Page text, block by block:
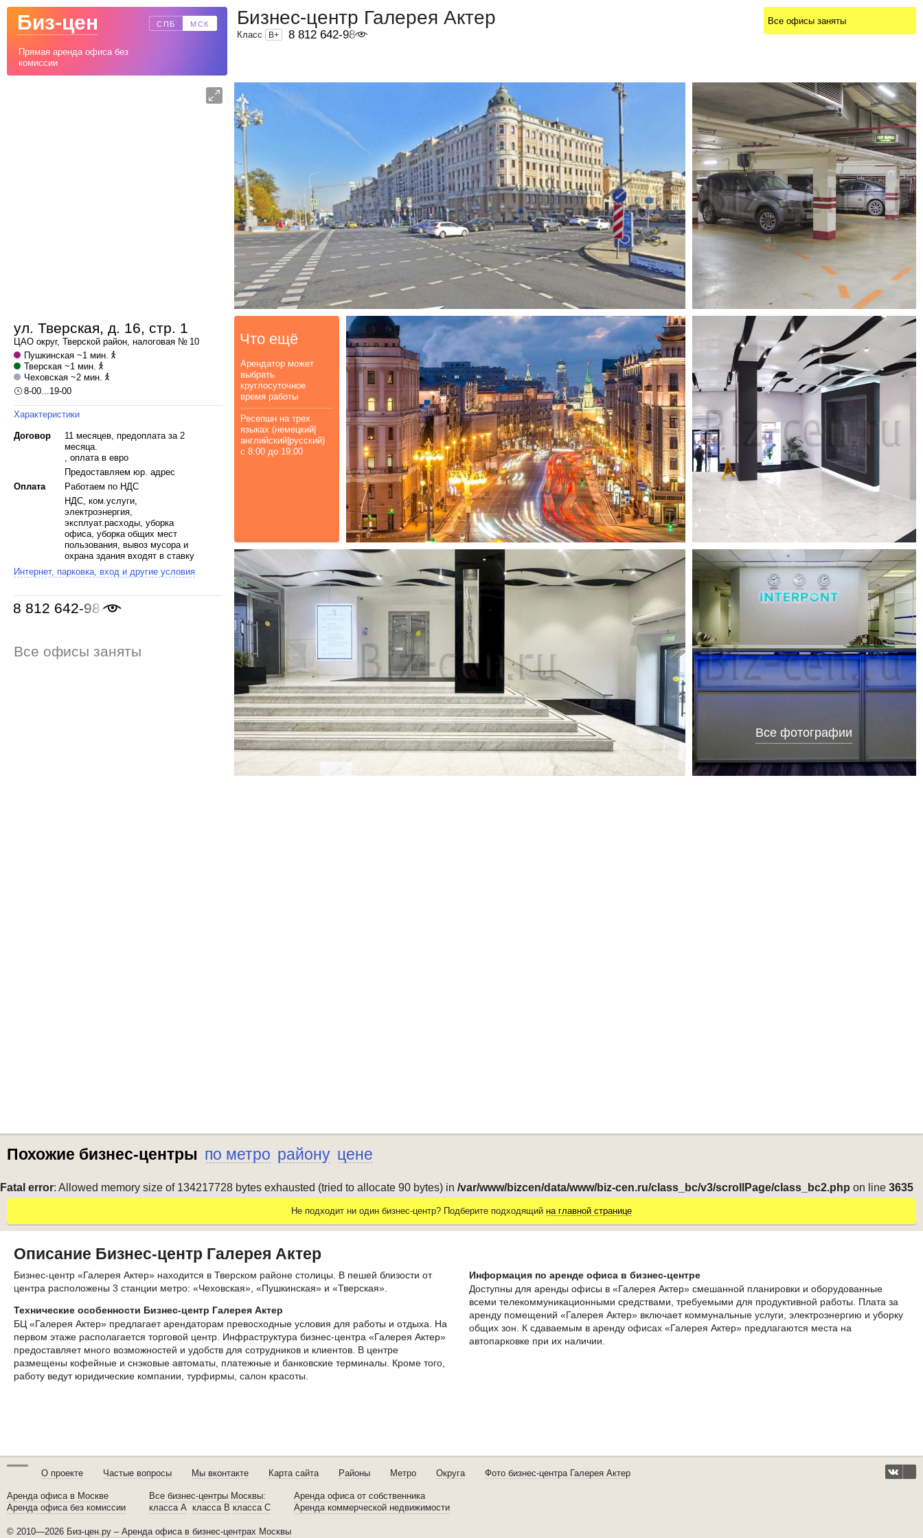
Биз-цен СПБ МСК
Прямая аренда офиса без
комиссии
Все офисы заняты
Бизнес-центр Галерея Актер
Класс B+ 8 812 642-98-46
Описание Бизнес-центр Галерея Актер
Бизнес-центр «Галерея Актер» находится в Тверском районе столицы. В пешей близости от
центра расположены 3 станции метро: «Чеховская», «Пушкинская» и «Тверская».
Технические особенности Бизнес-центр Галерея Актер
БЦ «Галерея Актер» предлагает арендаторам превосходные условия для работы и отдыха. На
первом этаже располагается торговой центр. Инфраструктура бизнес-центра «Галерея Актер»
предоставляет много возможностей и удобств для сотрудников и клиентов. В центре
размещены кофейные и снэковые автоматы, платежные и банковские терминалы. Кроме того,
работу ведут юридические компании, турфирмы, салон красоты.
Информация по аренде офиса в бизнес-центре
Доступны для аренды офисы в «Галерея Актер» смешанной планировки и оборудованные
всеми телекоммуникационными средствами, требуемыми для продуктивной работы. Плата за
аренду помещений «Галерея Актер» включает коммунальные услуги, электроэнергию и уборку
общих зон. К сдаваемым в аренду офисах «Галерея Актер» предлагаются места на
автопарковке при их наличии.
ул. Тверская, д. 16, стр. 1
ЦАО округ, Тверской район, налоговая № 10
Пушкинская ~1 мин.
Тверская ~1 мин.
Чеховская ~2 мин.
8-00...19-00
Характеристики
Договор
11 месяцев, предоплата за 2
месяца.
, оплата в евро
Предоставляем юр. адрес
Оплата
Работаем по НДС
НДС, ком.услуги,
электроэнергия,
эксплуат.расходы, уборка
офиса, уборка общих мест
пользования, вывоз мусора и
охрана здания входят в ставку
Интернет, парковка, вход и другие условия
8 812 642-98-46
Все офисы заняты
Что ещё
Арендатор может
выбрать
круглосуточное
время работы
Ресепшн на трех
языках (немецкий|
английский|русский)
с 8:00 до 19:00
Все фотографии
Похожие бизнес-центры по метро району цене
Fatal error: Allowed memory size of 134217728 bytes exhausted (tried to allocate 90 bytes) in /var/www/bizcen/data/www/biz-cen.ru/class_bc/v3/scrollPage/class_bc2.php on line 3635
Не подходит ни один бизнес-центр? Подберите подходящий на главной странице
О проекте Частые вопросы Мы вконтакте Карта сайта Районы Метро Округа Фото бизнес-центра Галерея Актер
Аренда офиса в Москве
Аренда офиса без комиссии
Все бизнес-центры Москвы:
класса A класса B класса C
Аренда офиса от собственника
Аренда коммерческой недвижимости
© 2010—2026 Биз-цен.ру – Аренда офиса в бизнес-центрах Москвы